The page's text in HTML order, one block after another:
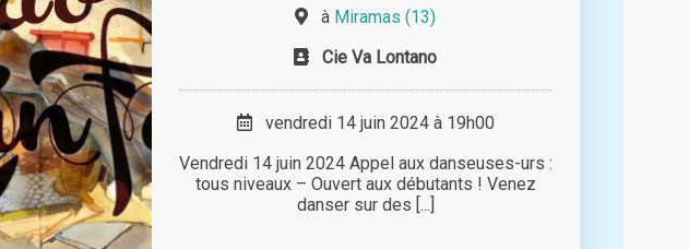
à Miramas (13)
Cie Va Lontano
vendredi 14 juin 2024 à 19h00
Vendredi 14 juin 2024 Appel aux danseuses-urs :
tous niveaux – Ouvert aux débutants ! Venez
danser sur des [...]